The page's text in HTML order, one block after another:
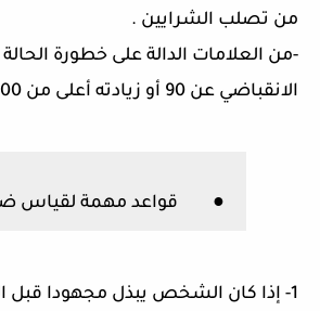
من تصلب الشرايين .
-من العلامات الدالة على خطورة
الانقباضي عن 90 أو زيادته أعلى من .
● قواعد مهمة لقياس
1- إذا كان الشخص يبذل مجهودا قبل